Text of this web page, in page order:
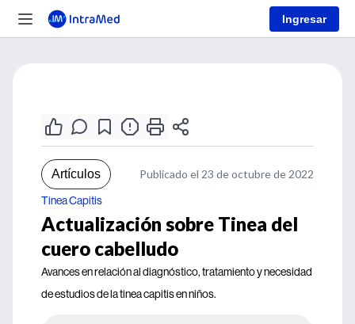
Ingresar
Artículos Publicado el 23 de octubre de 2022
Tinea Capitis
Actualización sobre Tinea del
cuero cabelludo
Avances en relación al diagnóstico, tratamiento y necesidad
de estudios de la tinea capitis en niños.